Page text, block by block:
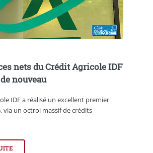
nets du Crédit Agricole IDF
nouveau
IDF a réalisé un excellent premier
via un octroi massif de crédits